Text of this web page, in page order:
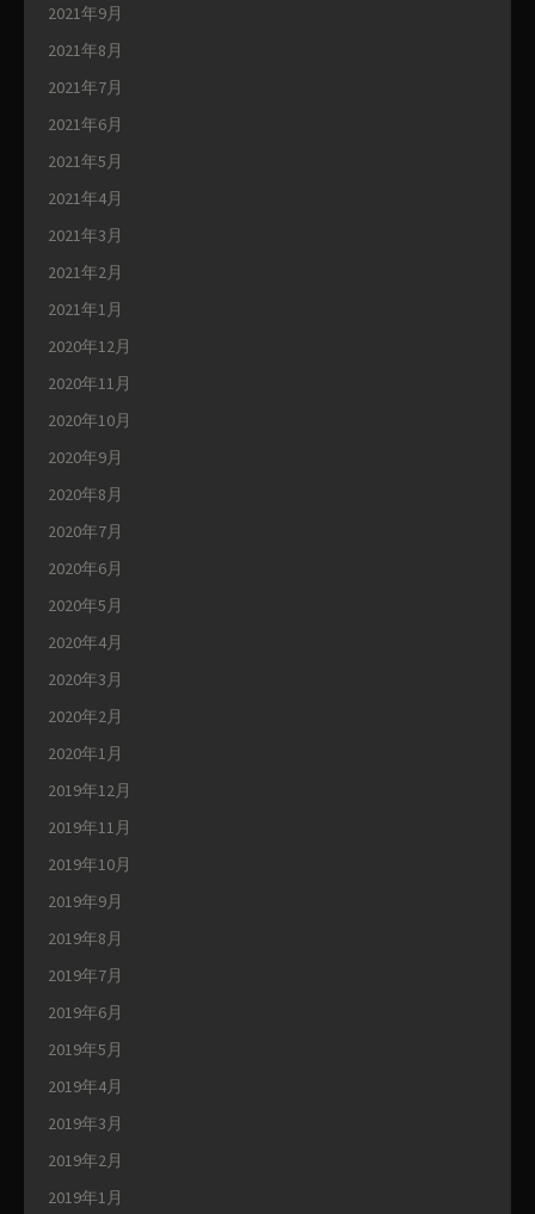
2021年9月
2021年8月
2021年7月
2021年6月
2021年5月
2021年4月
2021年3月
2021年2月
2021年1月
2020年12月
2020年11月
2020年10月
2020年9月
2020年8月
2020年7月
2020年6月
2020年5月
2020年4月
2020年3月
2020年2月
2020年1月
2019年12月
2019年11月
2019年10月
2019年9月
2019年8月
2019年7月
2019年6月
2019年5月
2019年4月
2019年3月
2019年2月
2019年1月